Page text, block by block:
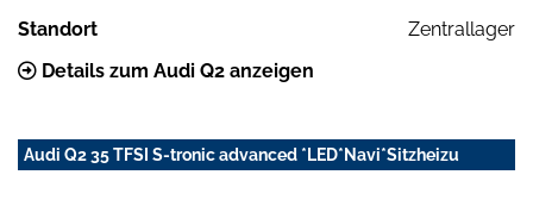
Standort
Zentrallager
Details zum Audi Q2 anzeigen
Audi Q2 35 TFSI S-tronic advanced *LED*Navi*Sitzheizu